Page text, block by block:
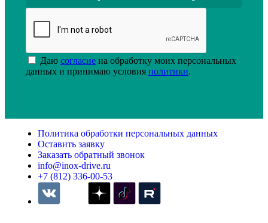
Даю согласие на обработку моих персональных
данных и принимаю условия политики.
Политика обработки персональных данных
Оставить заявку
Заказать обратный звонок
info@inox-drive.ru
+7 (812) 336-00-53